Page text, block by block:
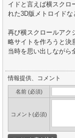
イドと言えば横スクロ
れた3D版メトロイドな
再び横スクロールアク
略サイトを作ろうと決
当時を思い出しながら
情報提供、コメント
名前 (必須)
コメント(必須)